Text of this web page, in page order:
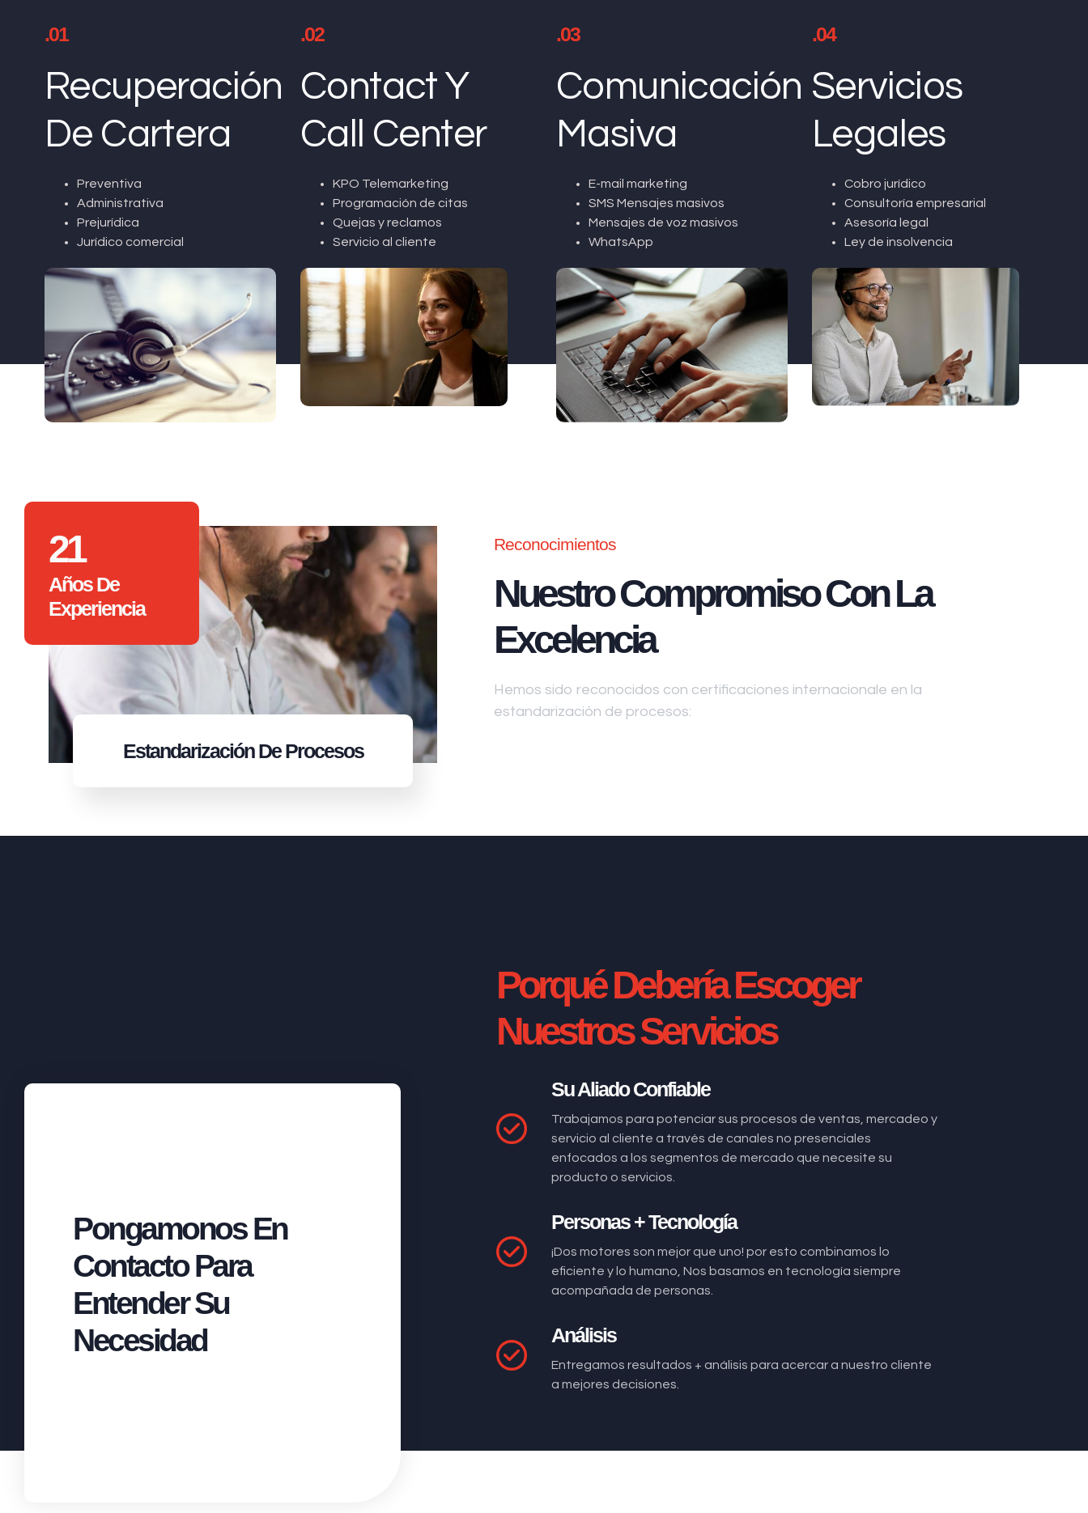
.01
Recuperación
De Cartera
Preventiva
Administrativa
Prejurídica
Jurídico comercial
.02
Contact Y
Call Center
KPO Telemarketing
Programación de citas
Quejas y reclamos
Servicio al cliente
.03
Comunicación
Masiva
E-mail marketing
SMS Mensajes masivos
Mensajes de voz masivos
WhatsApp
.04
Servicios
Legales
Cobro jurídico
Consultoría empresarial
Asesoría legal
Ley de insolvencia
21
Años De
Experiencia
EstandarizaciónDe Procesos
Reconocimientos
Nuestro Compromiso Con La
Excelencia
Hemos sido reconocidos con certificaciones internacionale en la
estandarización de procesos:
Pongamonos En
Contacto Para
Entender Su
Necesidad
Porqué Debería Escoger
Nuestros Servicios
Su Aliado Confiable
Trabajamos para potenciar sus procesos de ventas, mercadeo y
servicio al cliente a través de canales no presenciales
enfocados a los segmentos de mercado que necesite su
producto o servicios.
Personas + Tecnología
¡Dos motores son mejor que uno! por esto combinamos lo
eficiente y lo humano, Nos basamos en tecnología siempre
acompañada de personas.
Análisis
Entregamos resultados + análisis para acercar a nuestro cliente
a mejores decisiones.